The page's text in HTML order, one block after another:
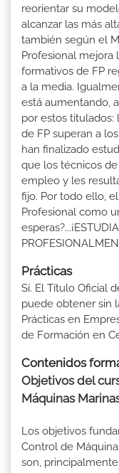
reorientar su
alcanzar las más
también según el
Profesional mejora
formativos de FP
a la media.
está aumentando,
por estos titulados:
de FP superan a
han finalizado
que los técnicos
empleo y les
fijo. Por todo ello,
Profesional como
Prácticas
Sí. El Título Oficial
puede obtener sin
Prácticas en
de Formación en
Contenidos
Objetivos del
Máquinas
Los objetivos
Control de
son,